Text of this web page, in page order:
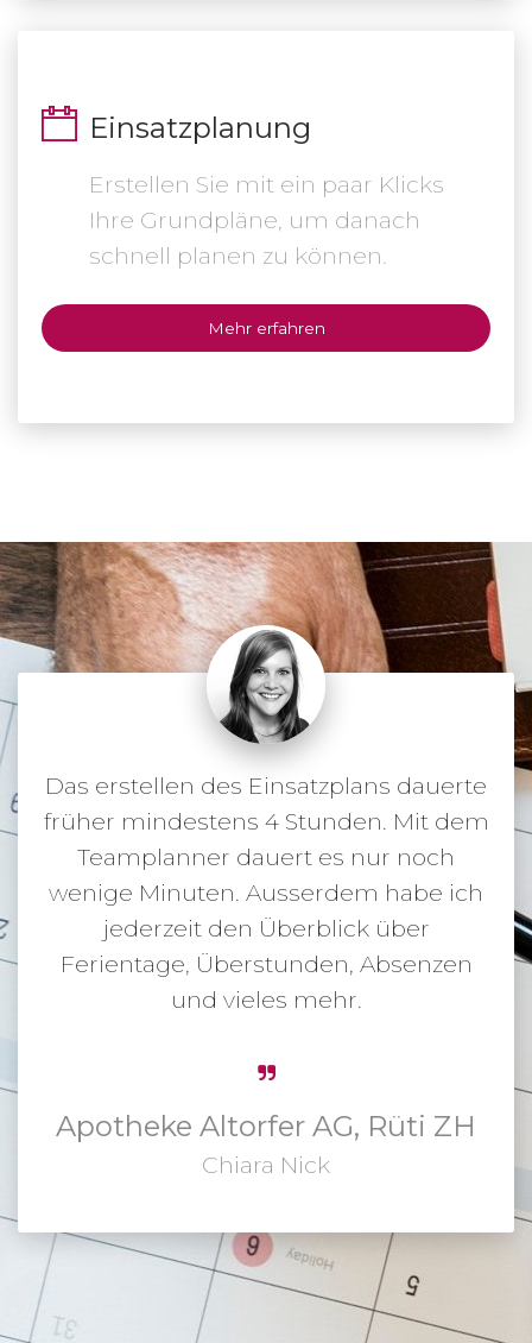
Einsatzplanung
Erstellen Sie mit ein paar Klicks
Ihre Grundpläne, um danach
schnell planen zu können.
Mehr erfahren
Das erstellen des Einsatzplans dauerte
früher mindestens 4 Stunden. Mit dem
Teamplanner dauert es nur noch
wenige Minuten. Ausserdem habe ich
jederzeit den Überblick über
Ferientage, Überstunden, Absenzen
und vieles mehr.
Apotheke Altorfer AG, Rüti ZH
Chiara Nick